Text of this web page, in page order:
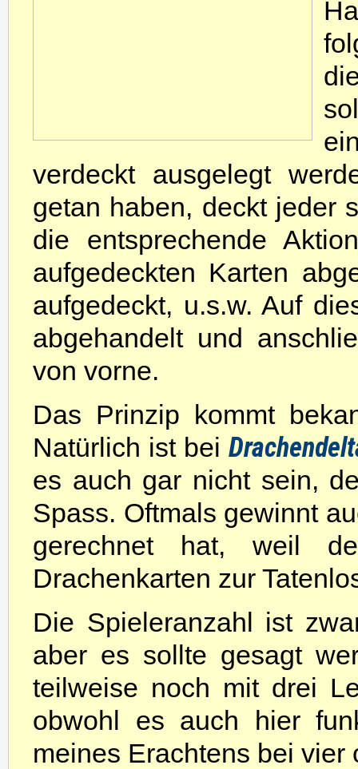
verdeckt ausgelegt
getan haben, deckt jeder
die entsprechende
aufgedeckten Karten
aufgedeckt, u.s.w. Auf
abgehandelt und
von vorne.
Das Prinzip kommt
Natürlich ist bei
es auch gar nicht sein,
Spass. Oftmals gewinnt
gerechnet hat, weil
Drachenkarten zur
Die Spieleranzahl ist
aber es sollte gesagt
teilweise noch mit drei
obwohl es auch hier
meines Erachtens bei